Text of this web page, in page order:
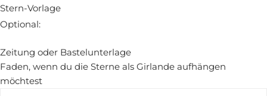
Stern-Vorlage
Optional:
Zeitung oder Bastelunterlage
Faden, wenn du die Sterne als Girlande aufhängen
möchtest